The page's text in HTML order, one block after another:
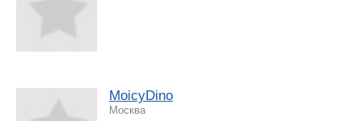
MoicyDino
Москва